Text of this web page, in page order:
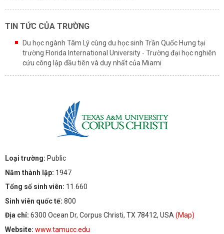
TIN TỨC CỦA TRƯỜNG
Du học ngành Tâm Lý cùng du học sinh Trần Quốc Hưng tại
trường Florida International University - Trường đại học nghiên
cứu công lập đầu tiên và duy nhất của Miami
Loại trường: Public
Năm thành lập: 1947
Tổng số sinh viên: 11.660
Sinh viên quốc tế: 800
Địa chỉ: 6300 Ocean Dr, Corpus Christi, TX 78412, USA (Map)
Website: www.tamucc.edu